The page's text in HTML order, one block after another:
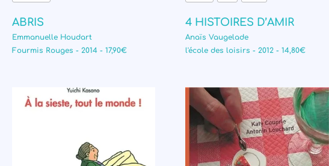
ABRIS
Emmanuelle Houdart
Fourmis Rouges - 2014 - 17,90€
4 HISTOIRES D’AMIR
Anaïs Vaugelade
l'école des loisirs - 2012 - 14,80€